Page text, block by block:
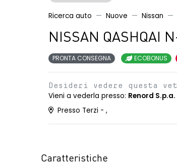
Ricerca auto Nuove Nissan
NISSAN QASHQAI
PRONTA CONSEGNA ECOBONUS
Desideri vedere questa
Vieni a vederla presso: Renord S.p.a.
Presso Terzi - ,
Caratteristiche